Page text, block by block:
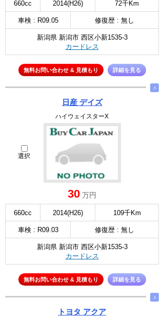
660cc 2014(H26) 72千Km
車検 : R09.05 修復歴 : 無し
新潟県 新潟市 西区小新1535-3
カードレス
無料お問い合わせ & 見積もり 詳細を見る
∧
日産 デイズ
ハイウェイスターX
選択
30 万円
660cc 2014(H26) 109千Km
車検 : R09.03 修復歴 : 無し
新潟県 新潟市 西区小新1535-3
カードレス
無料お問い合わせ & 見積もり 詳細を見る
∧
トヨタ アクア